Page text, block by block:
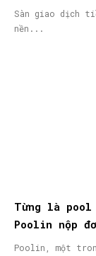
Sàn giao dịch
nền...
Từng là
Poolin nộp
Poolin, một